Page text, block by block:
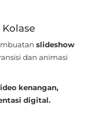
slideshow
dan animasi
kenangan,
digital.